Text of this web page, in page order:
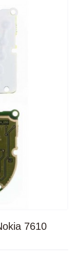
7610